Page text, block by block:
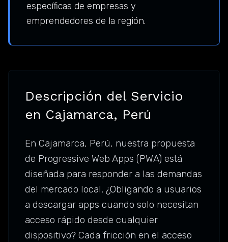
específicas de empresas y
emprendedores de la región.
Descripción del Servicio
en Cajamarca, Perú
En Cajamarca, Perú, nuestra propuesta
de Progressive Web Apps (PWA) está
diseñada para responder a las demandas
del mercado local. ¿Obligando a usuarios
a descargar apps cuando solo necesitan
acceso rápido desde cualquier
dispositivo? Cada fricción en el acceso